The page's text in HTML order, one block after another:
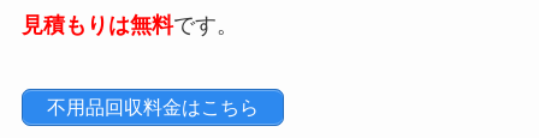
見積もりは無料です。
不用品回収料金はこちら